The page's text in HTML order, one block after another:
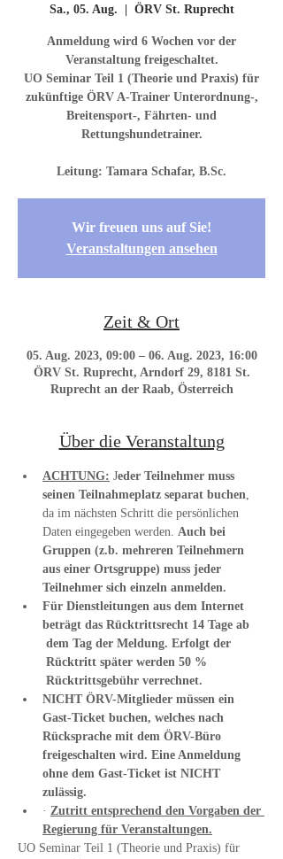
Sa., 05. Aug. ÖRV St. Ruprecht
Anmeldung wird 6 Wochen vor der
Veranstaltung freigeschaltet.
UO Seminar Teil 1 (Theorie und Praxis) für
zukünftige ÖRV A-Trainer Unterordnung-,
Breitensport-, Fährten- und
Rettungshundetrainer.
Wir freuen uns auf Sie!
Veranstaltungen ansehen
Zeit & Ort
05. Aug. 2023, 09:00 – 06. Aug. 2023, 16:00
ÖRV St. Ruprecht, Arndorf 29, 8181 St.
Ruprecht an der Raab, Österreich
Über die Veranstaltung
ACHTUNG: Jeder Teilnehmer muss
seinen Teilnahmeplatz separat buchen,
da im nächsten Schritt die persönlichen
Daten eingegeben werden. Auch bei
Gruppen (z.b. mehreren Teilnehmern
aus einer Ortsgruppe) muss jeder
Teilnehmer sich einzeln anmelden.
Für Dienstleitungen aus dem Internet
beträgt das Rücktrittsrecht 14 Tage ab
dem Tag der Meldung. Erfolgt der
Rücktritt später werden 50 %
Rücktrittsgebühr verrechnet.
NICHT ÖRV-Mitglieder müssen ein
Gast-Ticket buchen, welches nach
Rücksprache mit dem ÖRV-Büro
freigeschalten wird. Eine Anmeldung
ohne dem Gast-Ticket ist NICHT
zulässig.
· Zutritt entsprechend den Vorgaben der
Regierung für Veranstaltungen.
UO Seminar Teil 1 (Theorie und Praxis) für